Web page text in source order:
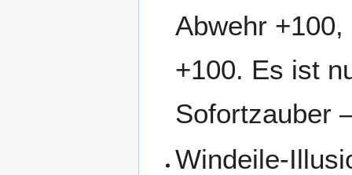
Abwehr
+100. Es ist
Sofortzauber
Windeile-